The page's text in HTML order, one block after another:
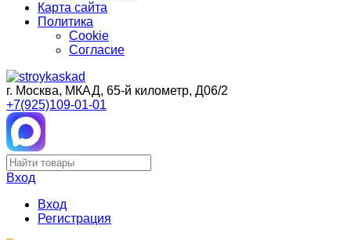
Карта сайта
Политика
Cookie
Согласие
г. Москва, МКАД, 65-й километр, Д06/2
+7(925)109-01-01
Вход
Вход
Регистрация